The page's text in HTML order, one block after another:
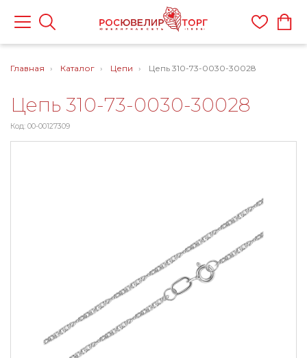
Главная Каталог Цепи Цепь 310-73-0030-30028
Цепь 310-73-0030-30028
Код: 00-00127309